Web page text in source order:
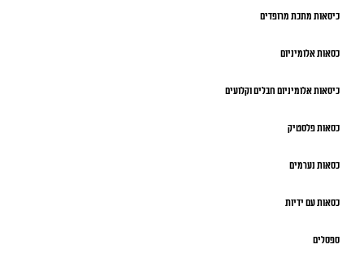
כיסאות מתכת מרופדים
כסאות אלומיניום
כיסאות אלומיניום חבלים וקלועים
כסאות פלסטיק
כסאות נערמים
כסאות עם ידיות
ספסלים